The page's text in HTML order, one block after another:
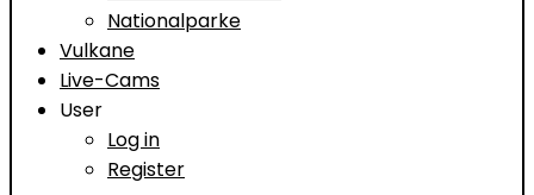
Nationalparke
Vulkane
Live-Cams
User
Log in
Register